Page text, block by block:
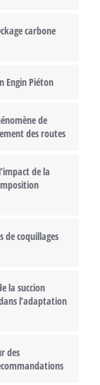
carbone
Engin Piéton
de
des routes
de la
de coquillages
la succion
l’adaptation
des